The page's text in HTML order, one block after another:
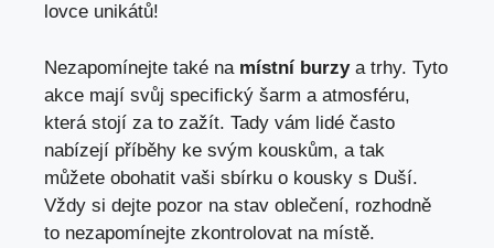
lovce unikátů!
Nezapomínejte také na místní burzya⁣ trhy. Tyto
⁢akce mají svůj specifický ​šarm a atmosféru,
která​ stojí ‌za to zažít. Tady vám lidé často
nabízejí příběhy ke svým ⁤kouskům, a tak
můžete obohatit vaši⁣ sbírku o kousky s Duší.
Vždy ​si dejte pozor na stav oblečení, rozhodně
to nezapomínejte zkontrolovat na místě.